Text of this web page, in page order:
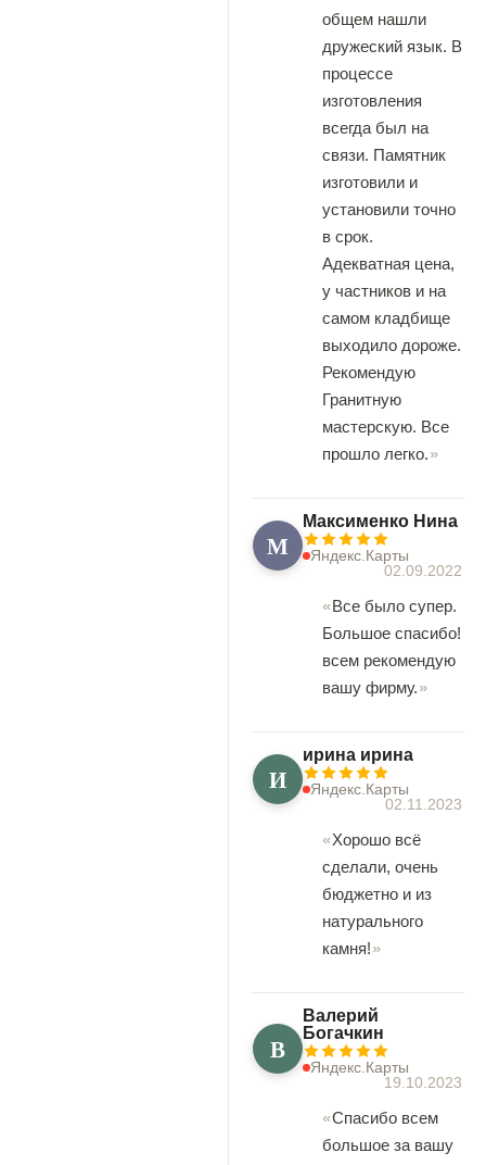
общем нашли
дружеский язык. В
процессе
изготовления
всегда был на
связи. Памятник
изготовили и
установили точно
в срок.
Адекватная цена,
у частников и на
самом кладбище
выходило дороже.
Рекомендую
Гранитную
мастерскую. Все
прошло легко.
М
Максименко Нина
Яндекс.Карты
02.09.2022
Все было супер.
Большое спасибо!
всем рекомендую
вашу фирму.
И
ирина ирина
Яндекс.Карты
02.11.2023
Хорошо всё
сделали, очень
бюджетно и из
натурального
камня!
В
Валерий
Богачкин
Яндекс.Карты
19.10.2023
Спасибо всем
большое за вашу